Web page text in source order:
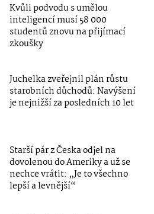
Kvůli podvodu s umělou
inteligencí musí 58 000
studentů znovu na přijímací
zkoušky
Juchelka zveřejnil plán růstu
starobních důchodů: Navýšení
je nejnižší za posledních 10 let
Starší pár z Česka odjel na
dovolenou do Ameriky a už se
nechce vrátit: „Je to všechno
lepší a levnější“